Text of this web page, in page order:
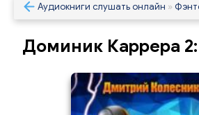
Аудиокниги слушать онлайн »
Доминик Каррера